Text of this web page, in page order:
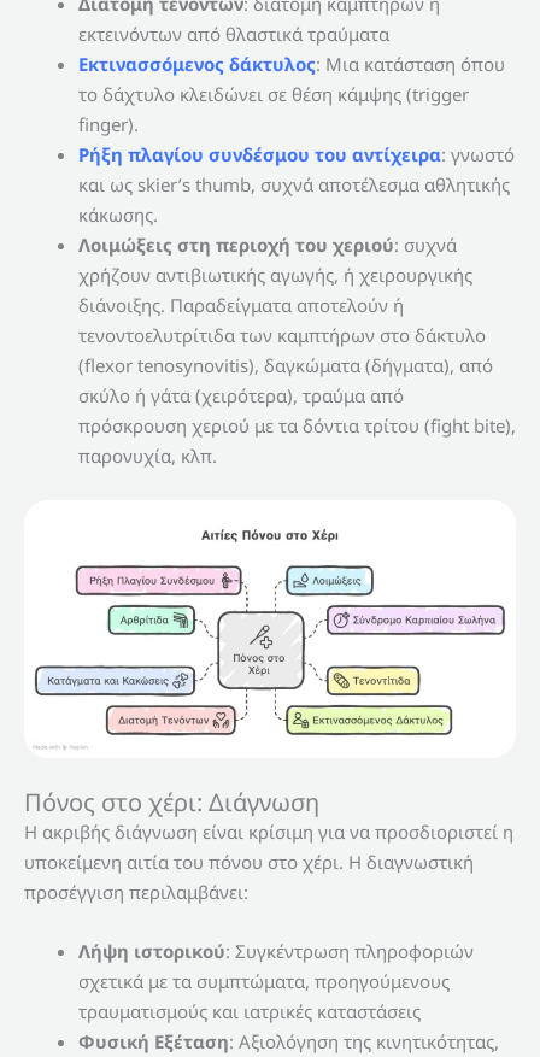
εκτεινόντων από θλαστικά τραύματα
Εκτινασσόμενος δάκτυλος: Μια κατάσταση όπου
το δάχτυλο κλειδώνει σε θέση κάμψης (trigger
finger).
Ρήξη πλαγίου συνδέσμου του αντίχειρα: γνωστό
και ως skier’s thumb, συχνά αποτέλεσμα αθλητικής
κάκωσης.
Λοιμώξεις στη περιοχή του χεριού: συχνά
χρήζουν αντιβιωτικής αγωγής, ή χειρουργικής
διάνοιξης. Παραδείγματα αποτελούν ή
τενοντοελυτρίτιδα των καμπτήρων στο δάκτυλο
(flexor tenosynovitis), δαγκώματα (δήγματα), από
σκύλο ή γάτα (χειρότερα), τραύμα από
πρόσκρουση χεριού με τα δόντια τρίτου (fight bite),
παρονυχία, κλπ.
Πόνος στο χέρι: Διάγνωση
Η ακριβής διάγνωση είναι κρίσιμη για να προσδιοριστεί η
υποκείμενη αιτία του πόνου στο χέρι. Η διαγνωστική
προσέγγιση περιλαμβάνει:
Λήψη ιστορικού: Συγκέντρωση πληροφοριών
σχετικά με τα συμπτώματα, προηγούμενους
τραυματισμούς και ιατρικές καταστάσεις
Φυσική Εξέταση: Αξιολόγηση της κινητικότητας,